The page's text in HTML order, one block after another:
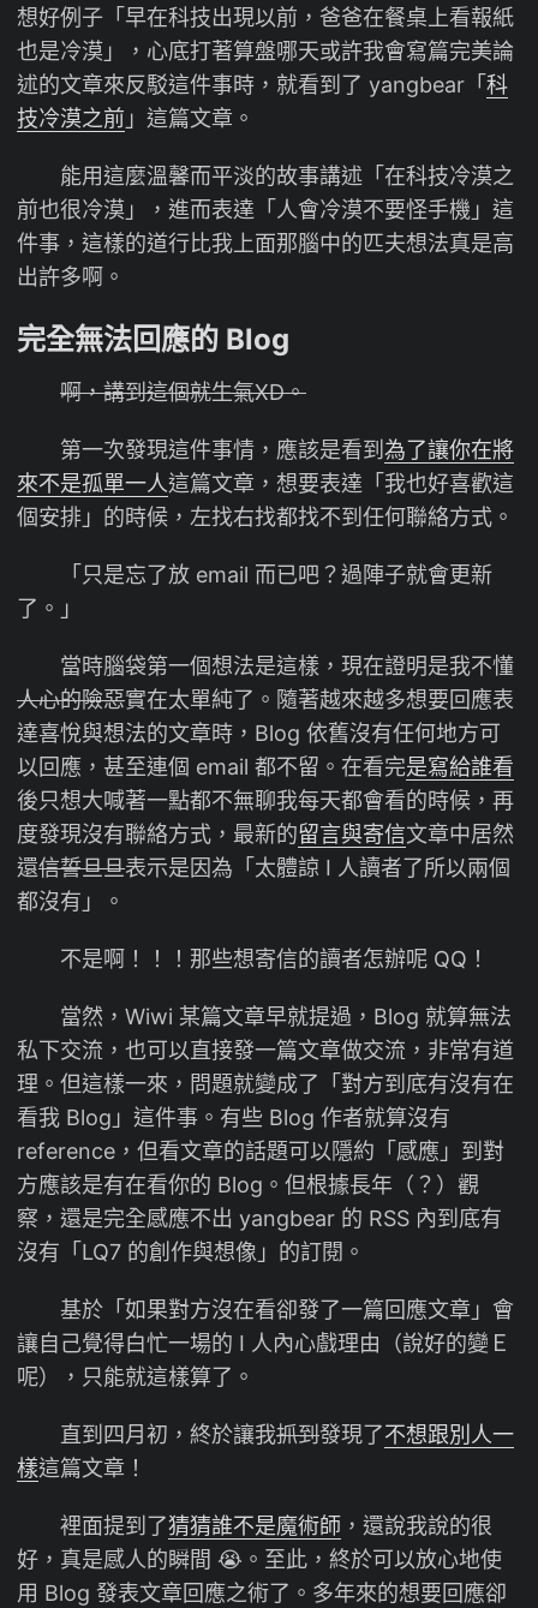
想好例子「早在科技出現以前，爸爸在餐桌上看報紙
也是冷漠」，心底打著算盤哪天或許我會寫篇完美論
述的文章來反駁這件事時，就看到了 yangbear「 科
技冷漠之前 」這篇文章。
能用這麼溫馨而平淡的故事講述「在科技冷漠之
前也很冷漠」，進而表達「人會冷漠不要怪手機」這
件事，這樣的道行比我上面那腦中的匹夫想法真是高
出許多啊。
完全無法回應的 Blog
啊，講到這個就生氣XD。
第一次發現這件事情，應該是看到 為了讓你在將
來不是孤單一人這篇文章，想要表達「我也好喜歡這
個安排」的時候，左找右找都找不到任何聯絡方式。
「只是忘了放 email 而已吧？過陣子就會更新
了。」
當時腦袋第一個想法是這樣，現在證明是我不懂
人心的險惡實在太單純了。隨著越來越多想要回應表
達喜悅與想法的文章時，Blog 依舊沒有任何地方可
以回應，甚至連個 email 都不留。在看完是寫給誰看
後只想大喊著一點都不無聊我每天都會看的時候，再
度發現沒有聯絡方式，最新的留言與寄信文章中居然
還信誓旦旦表示是因為「太體諒 I 人讀者了所以兩個
都沒有」。
不是啊！！！那些想寄信的讀者怎辦呢 QQ！
當然，Wiwi 某篇文章早就提過，Blog 就算無法
私下交流，也可以直接發一篇文章做交流，非常有道
理。但這樣一來，問題就變成了「對方到底有沒有在
看我 Blog」這件事。有些 Blog 作者就算沒有
reference，但看文章的話題可以隱約「感應」到對
方應該是有在看你的 Blog。但根據長年（？）觀
察，還是完全感應不出 yangbear 的 RSS 內到底有
沒有「LQ7 的創作與想像」的訂閱。
基於「如果對方沒在看卻發了一篇回應文章」會
讓自己覺得白忙一場的 I 人內心戲理由（說好的變Ｅ
呢），只能就這樣算了。
直到四月初，終於讓我抓到發現了不想跟別人一
樣這篇文章！
裡面提到了猜猜誰不是魔術師 ，還說我說的很
好，真是感人的瞬間 😭。至此，終於可以放心地使
用 Blog 發表文章回應之術了。多年來的想要回應卻